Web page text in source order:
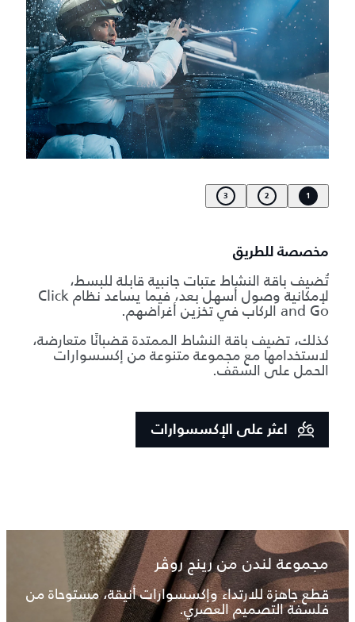
1
2
3
مخصصة للطريق
تُضيف باقة النشاط عتبات جانبية قابلة للبسط،
لإمكانية وصول أسهل بعد، فيما يساعد نظام Click
and Go الركاب في تخزين أغراضهم.
كذلك، تضيف باقة النشاط الممتدة قضبانًا متعارضة،
لاستخدامها مع مجموعة متنوعة من إكسسوارات
الحمل على السقف.
اعثر على الإكسسوارات
مجموعة لندن من رينج روڤر
قطع جاهزة للارتداء وإكسسوارات أنيقة، مستوحاة من
فلسفة التصميم العصري.